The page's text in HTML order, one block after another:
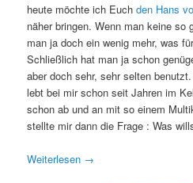
heute möchte ich Euchden Hans
näher bringen. Wenn man keine so
man ja doch ein wenig mehr, was
Schließlich hat man ja schon
aber doch sehr, sehr selten
lebt bei mir schon seit Jahren im
schon ab und an mit so einem
stellte mir dann die Frage : Was
Weiterlesen →